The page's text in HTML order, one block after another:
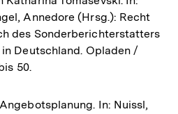
Annedore (Hrsg.): Recht
des Sonderberichterstatters
Deutschland. Opladen /
50.
In: Nuissl,